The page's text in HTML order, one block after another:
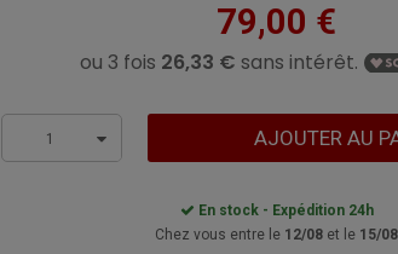
79,00 €
1 AJOUTER AU
En stock - Expédition 24h
Chez vous entre le 12/08 et le 15/08